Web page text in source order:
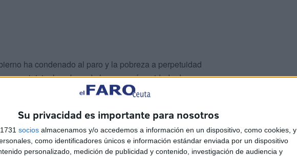
Su privacidad es importante para nosotros
socios almacenamos y/o accedemos a información en un dispositivo, como cookies, y
como identificadores únicos e información estándar enviada por un dispositivo
personalizado, medición de publicidad y contenido, investigación de audiencia y
ha condenado al paro y la pobreza a perpetuidad
por iniciar las obras de la zona más cuidada de
farolas, materiales de calidad extraordinaria…